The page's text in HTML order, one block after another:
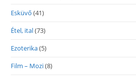
Esküvő (41)
Étel, ital(73)
Ezoterika(5)
Film – Mozi(8)